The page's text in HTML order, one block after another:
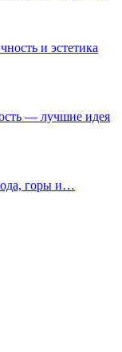
и эстетика
— лучшие идея
горы и…